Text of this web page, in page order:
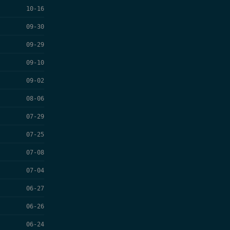
10-16
09-30
09-29
09-10
09-02
08-06
07-29
07-25
07-08
07-04
06-27
06-26
06-24